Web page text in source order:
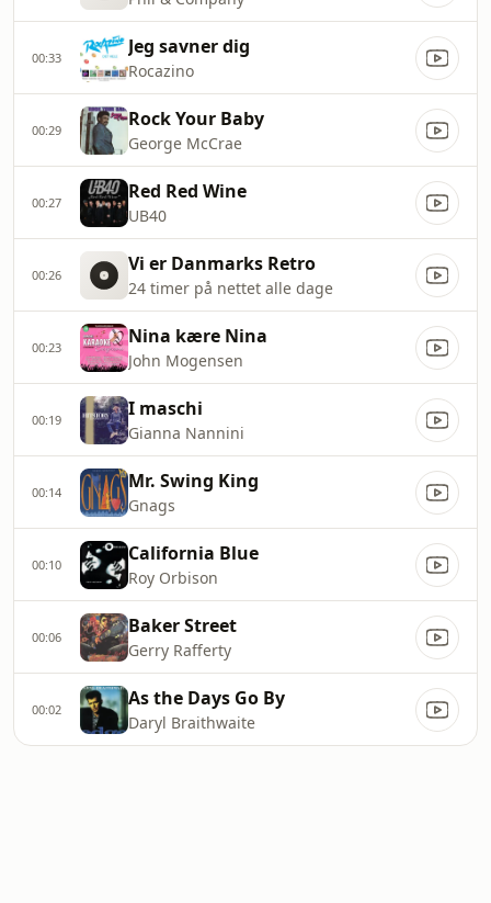
00:33 Jeg savner dig
Rocazino
00:29 Rock Your Baby
George McCrae
00:27 Red Red Wine
UB40
00:26 Vi er Danmarks Retro
24 timer på nettet alle dage
00:23 Nina kære Nina
John Mogensen
00:19 I maschi
Gianna Nannini
00:14 Mr. Swing King
Gnags
00:10 California Blue
Roy Orbison
00:06 Baker Street
Gerry Rafferty
00:02 As the Days Go By
Daryl Braithwaite